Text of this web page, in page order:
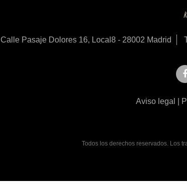
Calle Pasaje Dolores 16, Local8 - 28002 Madrid
Aviso legal
Todos los derechos reservados. Los